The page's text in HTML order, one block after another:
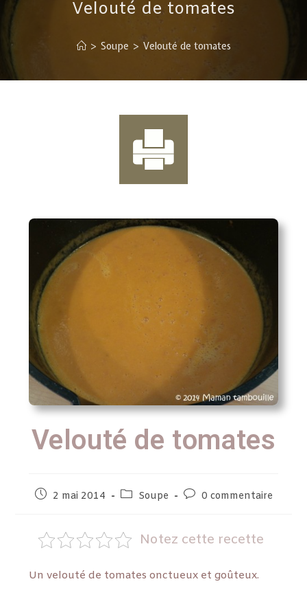
Velouté de tomates
> Soupe > Velouté de tomates
Velouté de tomates
2 mai 2014 Soupe 0 commentaire
Notez cette recette
Un velouté de tomates onctueux et goûteux.